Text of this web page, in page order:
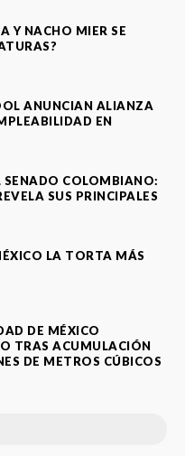
Y NACHO MIER SE
ANUNCIAN ALIANZA
EN
COLOMBIANO:
SUS PRINCIPALES
LA TORTA MÁS
DE MÉXICO
TRAS ACUMULACIÓN
DE METROS CÚBICOS